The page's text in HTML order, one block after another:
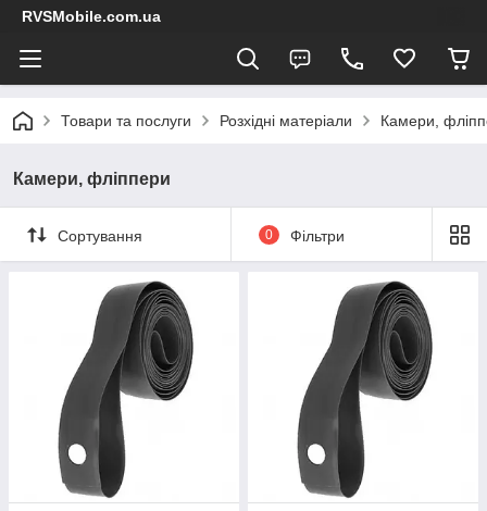
RVSMobile.com.ua
Товари та послуги Розхідні матеріали Камери,
Камери, фліппери
Сортування 0 Фільтри